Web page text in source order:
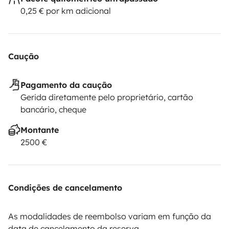
0,25 € por km adicional
Caução
Pagamento da caução
Gerida diretamente pelo proprietário, cartão
bancário, cheque
Montante
2500 €
Condições de cancelamento
As modalidades de reembolso variam em função da